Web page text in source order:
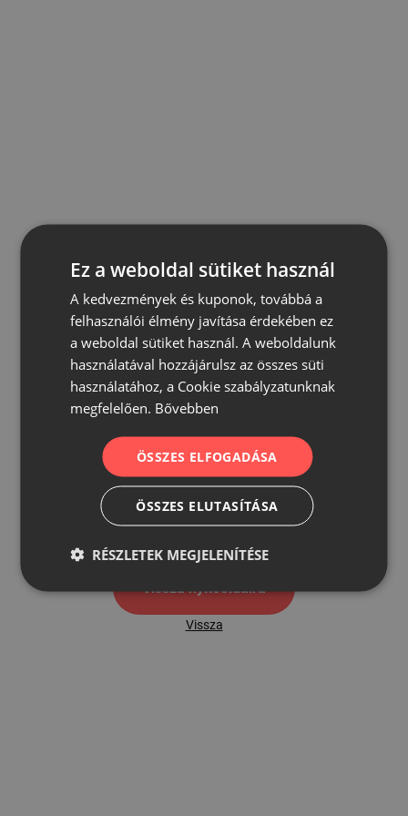
500
Vissza nyítóoldalra
Vissza
Ez a weboldal sütiket használ
A kedvezmények és kuponok, továbbá a
felhasználói élmény javítása érdekében ez
a weboldal sütiket használ. A weboldalunk
használatával hozzájárulsz az összes süti
használatához, a Cookie szabályzatunknak
megfelelően. Bővebben
ÖSSZES ELFOGADÁSA
ÖSSZES ELUTASÍTÁSA
RÉSZLETEK MEGJELENÍTÉSE